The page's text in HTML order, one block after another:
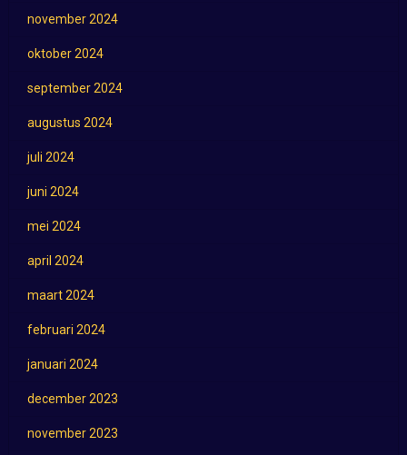
november 2024
oktober 2024
september 2024
augustus 2024
juli 2024
juni 2024
mei 2024
april 2024
maart 2024
februari 2024
januari 2024
december 2023
november 2023